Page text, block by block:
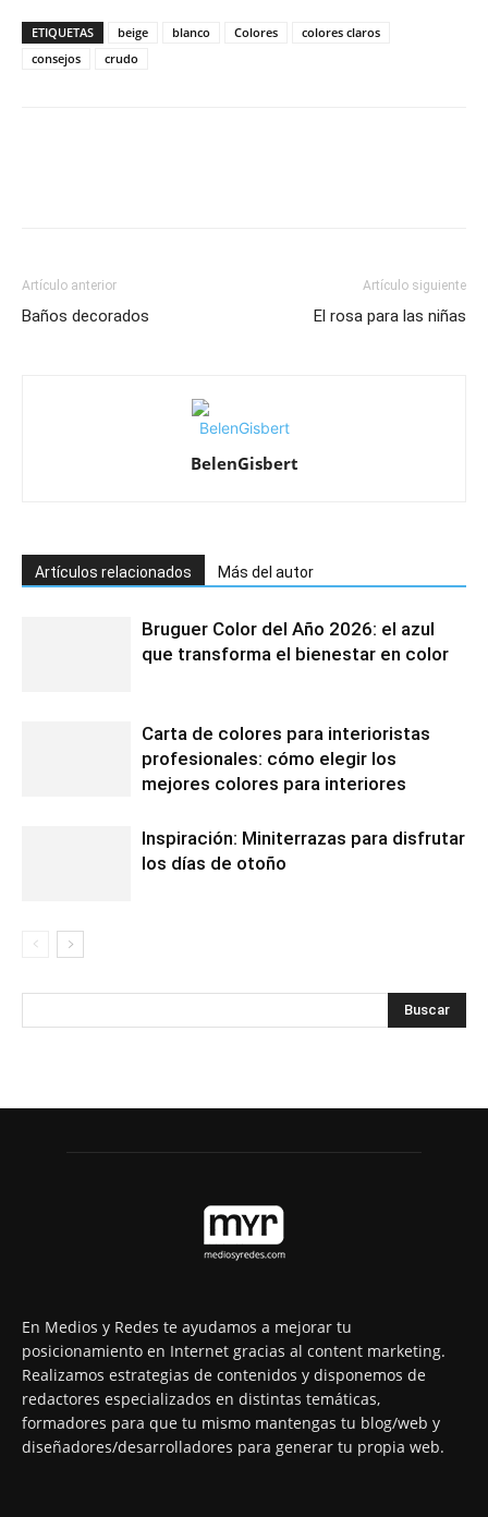
ETIQUETAS beige blanco Colores
colores claros
consejos
crudo
Artículo anterior
Baños decorados
Artículo siguiente
El rosa para las niñas
BelenGisbert
Artículos relacionados Más del autor
Bruguer Color del Año 2026: el azul
que transforma el bienestar en color
Carta de colores para interioristas
profesionales: cómo elegir los
mejores colores para interiores
Inspiración: Miniterrazas para disfrutar
los días de otoño
En Medios y Redes te ayudamos a mejorar tu
posicionamiento en Internet gracias al content marketing.
Realizamos estrategias de contenidos y disponemos de
redactores especializados en distintas temáticas,
formadores para que tu mismo mantengas tu blog/web y
diseñadores/desarrolladores para generar tu propia web.